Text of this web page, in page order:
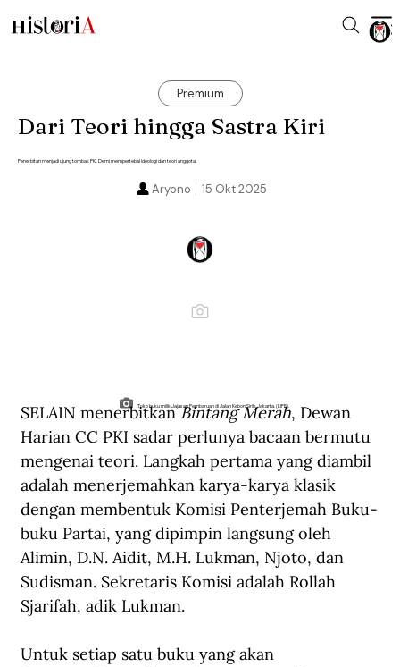
Premium
Dari Teori hingga Sastra Kiri
Penerbitan menjadi ujung tombak PKI. Demi mempertebal ideologi dan teori anggota.
15 Okt 2025
Aryono
Toko buku milik Jajasan Pembaruan di Jalan Kebon Sirih, Jakarta. (LIFE).
SELAIN menerbitkan Bintang Merah, Dewan
Harian CC PKI sadar perlunya bacaan bermutu
mengenai teori. Langkah pertama yang diambil
adalah menerjemahkan karya-karya klasik
dengan membentuk Komisi Penterjemah Buku-
buku Partai, yang dipimpin langsung oleh
Alimin, D.N. Aidit, M.H. Lukman, Njoto, dan
Sudisman. Sekretaris Komisi adalah Rollah
Sjarifah, adik Lukman.
Untuk setiap satu buku yang akan